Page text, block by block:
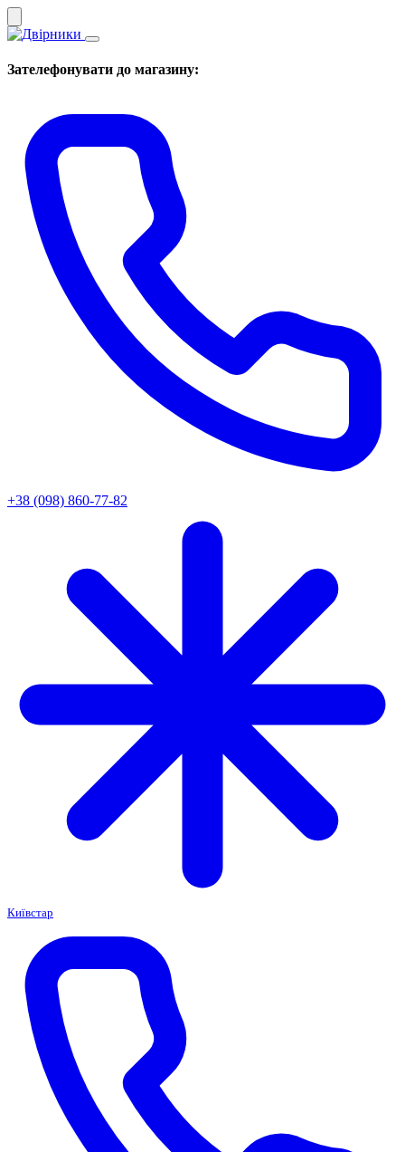
Зателефонувати до магазину:
+38 (098) 860-77-82
Київстар